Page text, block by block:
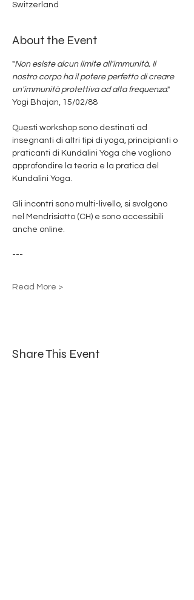
Switzerland
About the Event
"Non esiste alcun limite all'immunità. Il
nostro corpo ha il potere perfetto di creare
un'immunità protettiva ad alta frequenza."
Yogi Bhajan, 15/02/88
Questi workshop sono destinati ad
insegnanti di altri tipi di yoga, principianti o
praticanti di Kundalini Yoga che vogliono
approfondire la teoria e la pratica del
Kundalini Yoga.
Gli incontri sono multi-livello, si svolgono
nel Mendrisiotto (CH) e sono accessibili
anche online.
---
Read More >
Share This Event